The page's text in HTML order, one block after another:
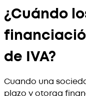
¿Cuándo
de IVA?
Cuando una
plazo y otorga